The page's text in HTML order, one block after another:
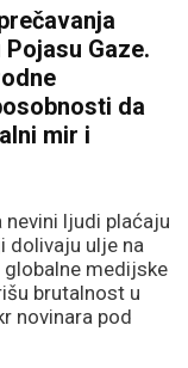
Gaze.
da
mir i
nevini ljudi plaćaju
dolivaju ulje na
globalne medijske
brutalnost u
novinara pod